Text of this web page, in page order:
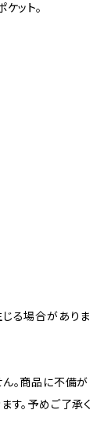
ット。
る場合がありま
。商品に不備が
す。予めご了承く